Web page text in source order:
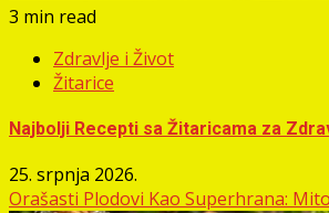
3 min read
Zdravlje i Život
Žitarice
Najbolji Recepti sa Žitaricama za
25. srpnja 2026.
Orašasti Plodovi Kao Superhrana: